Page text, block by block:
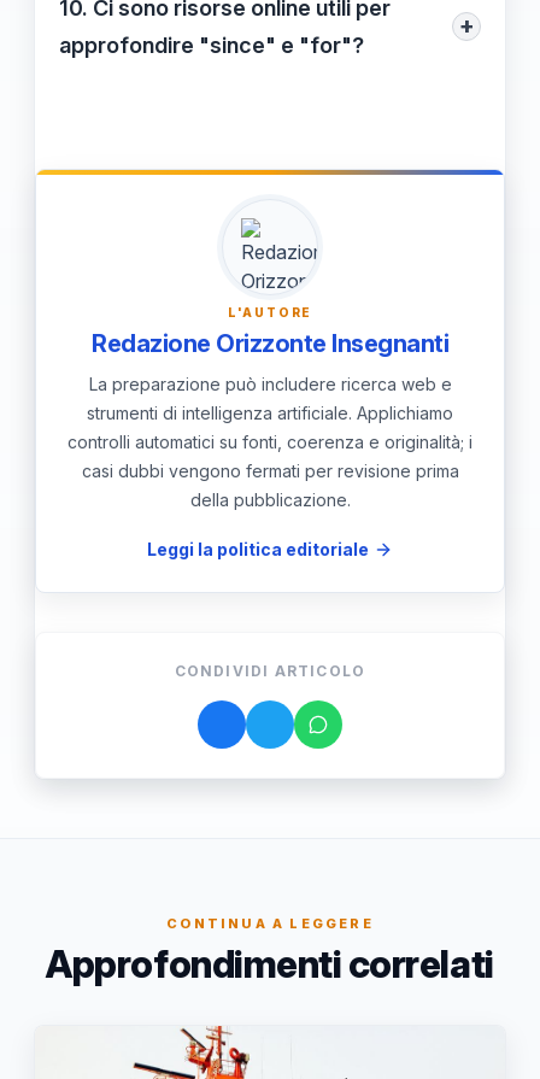
mappa visiva o schemi associativi può
10. Ci sono risorse online utili per
approfondire "since" e "for"?
+
quiz interattivi per migliorare la
comprensione e l'uso di "since" e "for".
Strumenti come Grammarly e Duolingo
possono essere molto utili per praticare.
L'AUTORE
Redazione Orizzonte Insegnanti
La preparazione può includere ricerca web e
strumenti di intelligenza artificiale. Applichiamo
controlli automatici su fonti, coerenza e originalità; i
casi dubbi vengono fermati per revisione prima
della pubblicazione.
Leggi la politica editoriale
CONDIVIDI ARTICOLO
CONTINUA A LEGGERE
Approfondimenti correlati